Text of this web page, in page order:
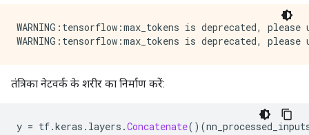
WARNING:tensorflow:max_tokens is deprecated, please
तंत्रिका नेटवर्क के शरीर का निर्माण करें:
y = tf.keras . layers .Concatenate()(